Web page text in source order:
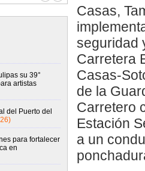
su 39°
artistas
del Puerto del
para fortalecer
en
Casas,
seguridad
Carretera
Casas-
de la
Carretero
Estación
a un